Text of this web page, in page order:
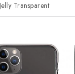
Transparent